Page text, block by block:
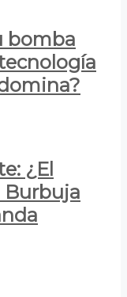
bomba
¿El
Burbuja